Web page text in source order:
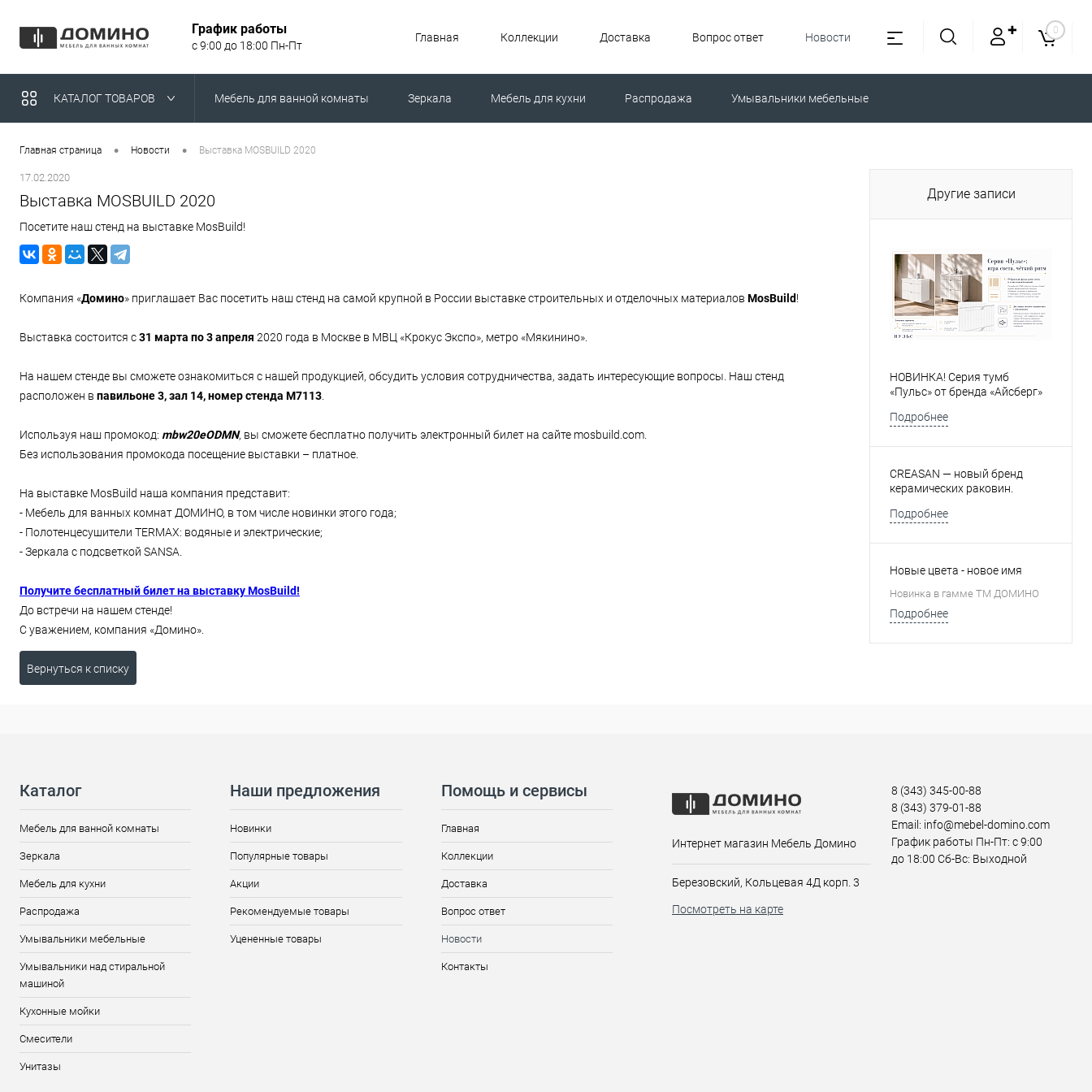
График работы
с 9:00 до 18:00 Пн-Пт
Главная Коллекции Доставка Вопрос ответ Новости
✚ 0
КАТАЛОГ ТОВАРОВ Мебель для ванной комнаты Зеркала Мебель для кухни Распродажа Умывальники мебельные
Умывальники над стиральной машиной
Главная страница • Новости • Выставка MOSBUILD 2020
17.02.2020
Выставка MOSBUILD 2020
Посетите наш стенд на выставке MosBuild!
Компания «Домино» приглашает Вас посетить наш стенд на самой крупной в России выставке строительных и отделочных материалов MosBuild!
Выставка состоится с31 марта по 3 апреля 2020 года в Москве в МВЦ «Крокус Экспо», метро «Мякинино».
На нашем стенде вы сможете ознакомиться с нашей продукцией, обсудить условия сотрудничества, задать интересующие вопросы. Наш стенд
расположен в павильоне 3, зал 14, номер стенда М7113.
Используя наш промокод: mbw20eODMN, вы сможете бесплатно получить электронный билет на сайте mosbuild.com.
Без использования промокода посещение выставки – платное.
На выставке MosBuild наша компания представит:
- Мебель для ванных комнат ДОМИНО, в том числе новинки этого года;
- Полотенцесушители TERMAX: водяные и электрические;
- Зеркала с подсветкой SANSA.
Получите бесплатный билет на выставку MosBuild!
До встречи на нашем стенде!
С уважением, компания «Домино».
Вернуться к списку
Другие записи
НОВИНКА! Серия тумб
«Пульс» от бренда «Айсберг»
Подробнее
CREASAN — новый бренд
керамических раковин.
Подробнее
Новые цвета - новое имя
Новинка в гамме ТМ ДОМИНО
Подробнее
Каталог
Мебель для ванной комнаты
Зеркала
Мебель для кухни
Распродажа
Умывальники мебельные
Умывальники над стиральной
машиной
Кухонные мойки
Смесители
Унитазы
Наши предложения
Новинки
Популярные товары
Акции
Рекомендуемые товары
Уцененные товары
Помощь и сервисы
Главная
Коллекции
Доставка
Вопрос ответ
Новости
Контакты
Интернет магазин Мебель Домино
Березовский, Кольцевая 4Д корп. 3
Посмотреть на карте
8 (343) 345-00-88
8 (343) 379-01-88
Email: info@mebel-domino.com
График работы Пн-Пт: с 9:00
до 18:00 Сб-Вс: Выходной